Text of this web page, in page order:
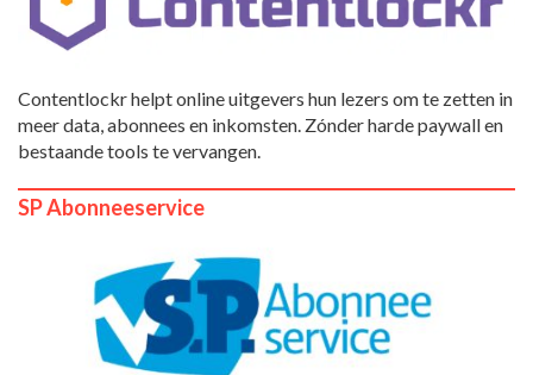
Contentlockr helpt online uitgevers hun lezers om te zetten in
meer data, abonnees en inkomsten. Zónder harde paywall en
bestaande tools te vervangen.
SP Abonneeservice